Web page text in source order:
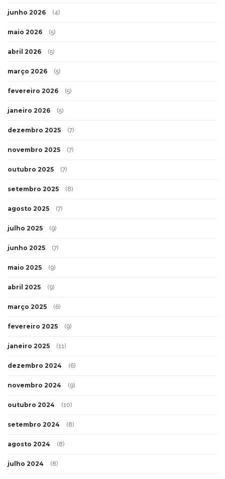
junho 2026 (4)
maio 2026 (5)
abril 2026 (5)
março 2026 (5)
fevereiro 2026 (5)
janeiro 2026 (5)
dezembro 2025 (7)
novembro 2025 (7)
outubro 2025 (7)
setembro 2025 (8)
agosto 2025 (7)
julho 2025 (9)
junho 2025 (7)
maio 2025 (9)
abril 2025 (9)
março 2025 (6)
fevereiro 2025 (9)
janeiro 2025 (11)
dezembro 2024 (6)
novembro 2024 (9)
outubro 2024 (10)
setembro 2024 (8)
agosto 2024 (8)
julho 2024 (8)